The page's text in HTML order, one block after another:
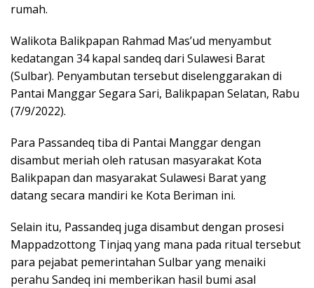
rumah.
Walikota Balikpapan Rahmad Mas’ud menyambut
kedatangan 34 kapal sandeq dari Sulawesi Barat
(Sulbar). Penyambutan tersebut diselenggarakan di
Pantai Manggar Segara Sari, Balikpapan Selatan, Rabu
(7/9/2022).
Para Passandeq tiba di Pantai Manggar dengan
disambut meriah oleh ratusan masyarakat Kota
Balikpapan dan masyarakat Sulawesi Barat yang
datang secara mandiri ke Kota Beriman ini.
Selain itu, Passandeq juga disambut dengan prosesi
Mappadzottong Tinjaq yang mana pada ritual tersebut
para pejabat pemerintahan Sulbar yang menaiki
perahu Sandeq ini memberikan hasil bumi asal